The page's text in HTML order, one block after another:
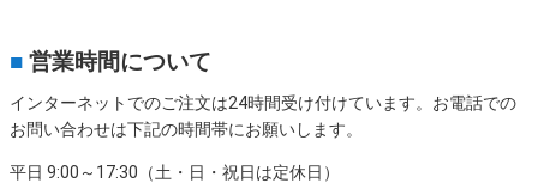
■ 営業時間について
インターネットでのご注文は24時間受け付けています。お電話での
お問い合わせは下記の時間帯にお願いします。
平日 9:00～17:30（土・日・祝日は定休日）